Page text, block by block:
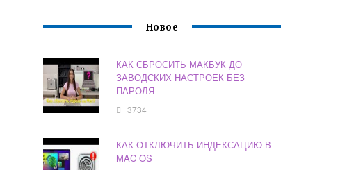
Новое
КАК СБРОСИТЬ МАКБУК ДО
ЗАВОДСКИХ НАСТРОЕК БЕЗ
ПАРОЛЯ
3734
КАК ОТКЛЮЧИТЬ ИНДЕКСАЦИЮ В
MAC OS